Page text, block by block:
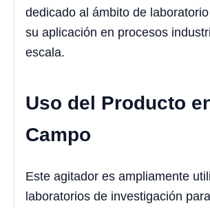
dedicado al ámbito de
su aplicación en procesos
escala.
Uso del Producto
Campo
Este agitador es ampliamente
laboratorios de investigación